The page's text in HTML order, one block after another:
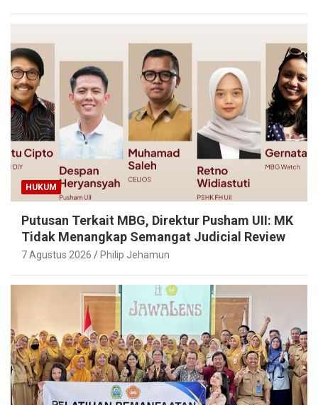
HUKUM
Putusan Terkait MBG, Direktur Pusham UII: MK
Tidak Menangkap Semangat Judicial Review
7 Agustus 2026 Philip Jehamun